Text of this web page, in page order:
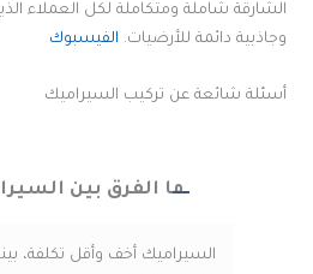
الشارقة شاملة ومتكاملة لكل العملاء
وجاذبية دائمة للأرضيات. الفيسبوك
أسئلة شائعة عن تركيب السيراميك
ما الفرق بين
السيراميك أخف وأقل تكلفة،